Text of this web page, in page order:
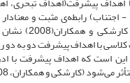
اجتناب) رابطه‌ی مثبت و
زمینه پژوهش
کلاسی با اهداف پیشرفت دو به دو
است که اهداف پیشرفت با
می‌شود (کارشکی و همکاران، 2008).